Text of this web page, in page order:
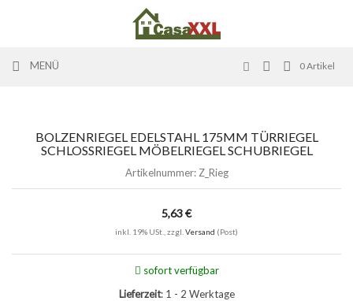
MENÜ 0Artikel
BOLZENRIEGEL EDELSTAHL 175MM TÜRRIEGEL
SCHLOSSRIEGEL MÖBELRIEGEL SCHUBRIEGEL
Artikelnummer: Z_Rieg
5,63 €
inkl. 19% USt., zzgl. Versand (Post)
sofort verfügbar
Lieferzeit: 1 - 2 Werktage